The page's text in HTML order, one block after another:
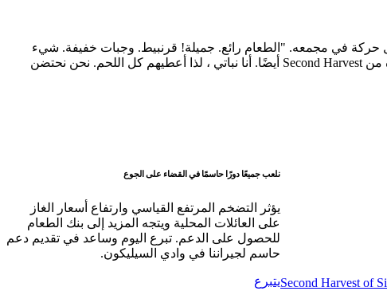
حركة في مجمعه. "الطعام رائع. جميلة! قرنبيط. وجبات خفيفة. شيء
مذهل. أنا أساعد في إطعام جيراني. لا أستطيع حتى أكل كل الطعام. لدي ثلاثة شيوخ في الجوار. إنهم سعداء للغاية بالطعام الذي أحضره من Second Harvest أيضًا. أنا نباتي ، لذا أعطيهم كل اللحم. نحن نحتضن
Second Harvest of
نلعب جميعًا دورًا حاسمًا في القضاء على الجوع
يؤثر التضخم المرتفع القياسي وارتفاع أسعار الغاز
على العائلات المحلية ويتجه المزيد إلى بنك الطعام
للحصول على الدعم. تبرع اليوم وساعد في تقديم دعم
حاسم لجيراننا في وادي السيليكون.
يتبرع